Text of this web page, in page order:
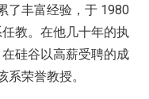
了丰富经验，于 1980
教。在他几十年的执
在硅谷以高薪受聘的成
荣誉教授。